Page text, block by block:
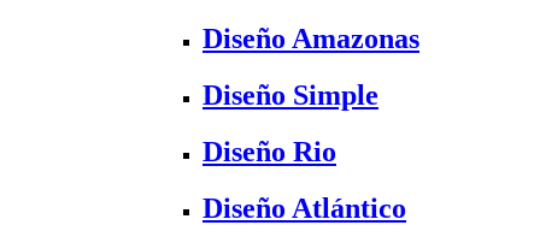
Diseño Amazonas
Diseño Simple
Diseño Rio
Diseño Atlántico